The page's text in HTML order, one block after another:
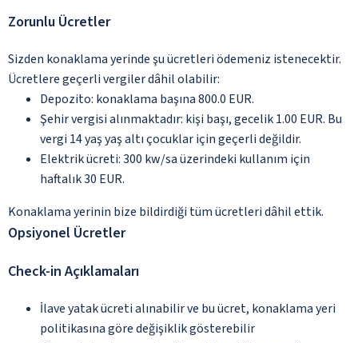
Zorunlu Ücretler
Sizden konaklama yerinde şu ücretleri ödemeniz istenecektir.
Ücretlere geçerli vergiler dâhil olabilir:
Depozito: konaklama başına 800.0 EUR.
Şehir vergisi alınmaktadır: kişi başı, gecelik 1.00 EUR. Bu
vergi 14 yaş yaş altı çocuklar için geçerli değildir.
Elektrik ücreti: 300 kw/sa üzerindeki kullanım için
haftalık 30 EUR.
Konaklama yerinin bize bildirdiği tüm ücretleri dâhil ettik.
Opsiyonel Ücretler
Check-in Açıklamaları
İlave yatak ücreti alınabilir ve bu ücret, konaklama yeri
politikasına göre değişiklik gösterebilir